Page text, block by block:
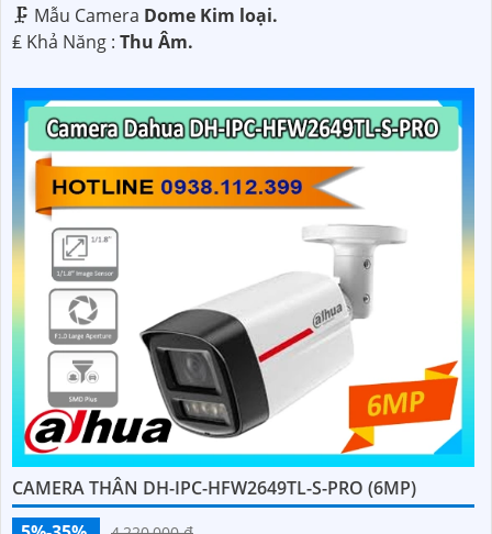
🗜️ Mẫu Camera Dome Kim loại.
️₤ Khả Năng : Thu Âm.
CAMERA THÂN DH-IPC-HFW2649TL-S-PRO (6MP)